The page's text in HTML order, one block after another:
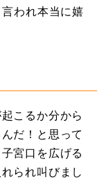
われ本当に嬉
こるか分から
だ！と思って
宮口を広げる
られ叫びまし